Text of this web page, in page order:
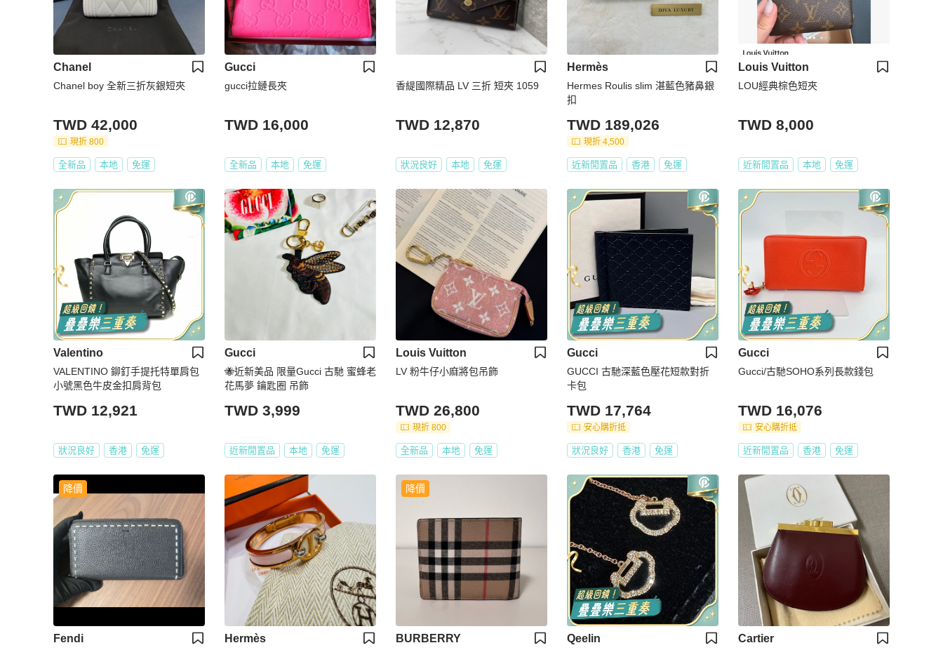
Chanel
Chanel boy 全新三折灰銀短夾
TWD 42,000
現折 800
全新品 本地 免運
Gucci
gucci拉鏈長夾
TWD 16,000
全新品 本地 免運
香緹國際精品 LV 三折 短夾 1059
TWD 12,870
狀況良好 本地 免運
Hermès
Hermes Roulis slim 湛藍色豬鼻銀
扣
TWD 189,026
現折 4,500
近新閒置品 香港 免運
Louis Vuitton
LOU經典棕色短夾
TWD 8,000
近新閒置品 本地 免運
Valentino
VALENTINO 鉚釘手提托特單肩包
小號黑色牛皮金扣肩背包
TWD 12,921
狀況良好 香港 免運
Gucci
🐝近新美品 限量Gucci 古馳 蜜蜂老
花馬夢 鑰匙圈 吊飾
TWD 3,999
近新閒置品 本地 免運
Louis Vuitton
LV 粉牛仔小麻將包吊飾
TWD 26,800
現折 800
全新品 本地 免運
Gucci
GUCCI 古馳深藍色壓花短款對折
卡包
TWD 17,764
安心購折抵
狀況良好 香港 免運
Gucci
Gucci/古馳SOHO系列長款錢包
TWD 16,076
安心購折抵
近新閒置品 香港 免運
降價
Fendi Hermès
降價
BURBERRY Qeelin Cartier